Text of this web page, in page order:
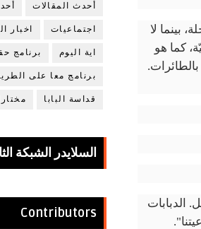
بينما لا
كما هو
الدبابات
أحدث المقالات
اجتماعيات اخبار
اية اليوم برنامج
برنامج معا على
قداسة البابا
السلايدر الشبكة
Contributors